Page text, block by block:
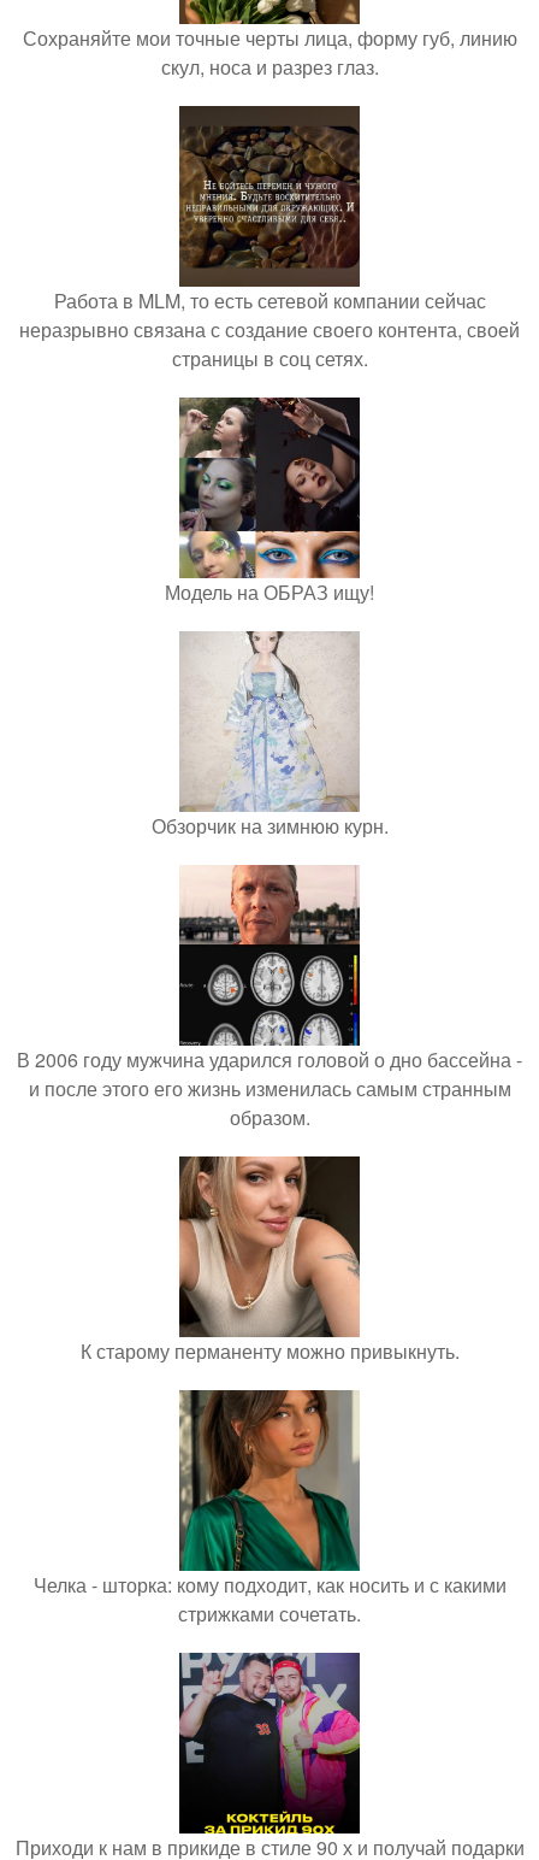
Сохраняйте мои точные черты лица, форму губ, линию
скул, носа и разрез глаз.
Работа в MLM, то есть сетевой компании сейчас
неразрывно связана с создание своего контента, своей
страницы в соц сетях.
Модель на ОБРАЗ ищу!
Обзорчик на зимнюю курн.
В 2006 году мужчина ударился головой о дно бассейна -
и после этого его жизнь изменилась самым странным
образом.
К старому перманенту можно привыкнуть.
Челка - шторка: кому подходит, как носить и с какими
стрижками сочетать.
Приходи к нам в прикиде в стиле 90 х и получай подарки